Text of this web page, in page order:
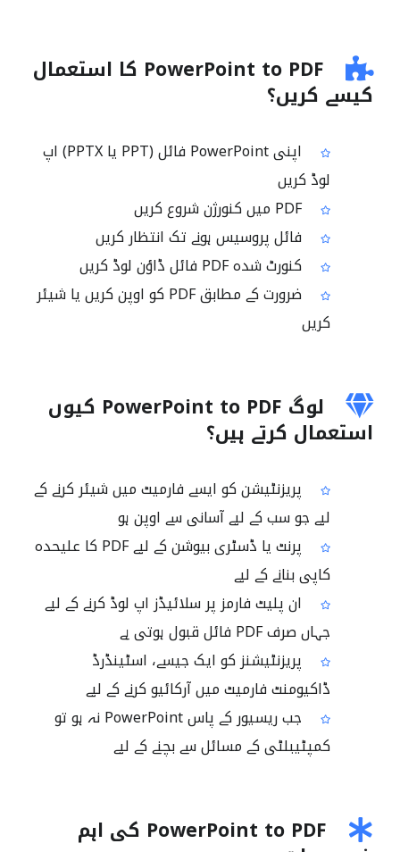
PowerPoint to PDF کا استعمال
کیسے کریں؟
اپنی PowerPoint فائل (PPT یا PPTX) اپ
لوڈ کریں
فائل پروسیس ہونے تک انتظار کریں
کنورٹ شدہ PDF فائل ڈاؤن لوڈ کریں
ضرورت کے مطابق PDF کو اوپن کریں یا شیئر
کریں
لوگ PowerPoint to PDF کیوں
استعمال کرتے ہیں؟
پریزنٹیشن کو ایسے فارمیٹ میں شیئر کرنے کے
لیے جو سب کے لیے آسانی سے اوپن ہو
پرنٹ یا ڈسٹری بیوشن کے لیے PDF کا علیحدہ
کاپی بنانے کے لیے
ان پلیٹ فارمز پر سلائیڈز اپ لوڈ کرنے کے لیے
جہاں صرف PDF فائل قبول ہوتی ہے
پریزنٹیشنز کو ایک جیسے، اسٹینڈرڈ
ڈاکیومنٹ فارمیٹ میں آرکائیو کرنے کے لیے
جب ریسیور کے پاس PowerPoint نہ ہو تو
کمپٹیبلٹی کے مسائل سے بچنے کے لیے
PowerPoint to PDF کی اہم